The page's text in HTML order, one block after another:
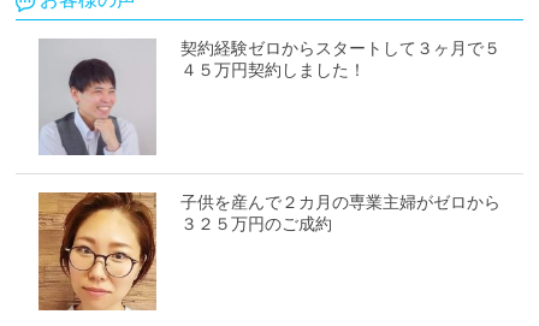
契約経験ゼロからスタートして３ヶ月で５
４５万円契約しました！
子供を産んで２カ月の専業主婦がゼロから
３２５万円のご成約